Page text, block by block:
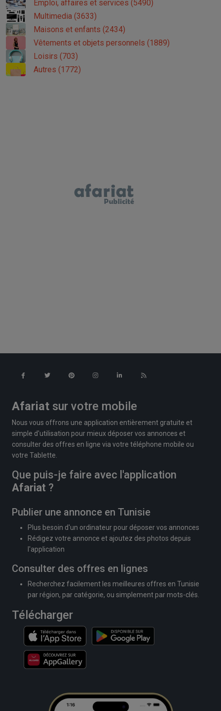
Emploi, affaires et services (5490)
Multimedia (3633)
Maisons et enfants (2434)
Vêtements et objets personnels (1889)
Loisirs (703)
Autres (1772)
Afariat sur votre mobile
Nous vous offrons une application entièrement gratuite et
simple d'utilisation pour mieux déposer vos annonces et
consulter des offres en ligne via votre téléphone mobile ou
votre Tablette.
Que puis-je faire avec l'application
Afariat ?
Publier une annonce en Tunisie
Plus besoin d'un ordinateur pour déposer vos annonces
Rédigez votre annonce et ajoutez des photos depuis
l'application
Consulter des offres en lignes
Recherchez facilement les meilleures offres en Tunisie
par région, par catégorie, ou simplement par mots-clés.
Télécharger